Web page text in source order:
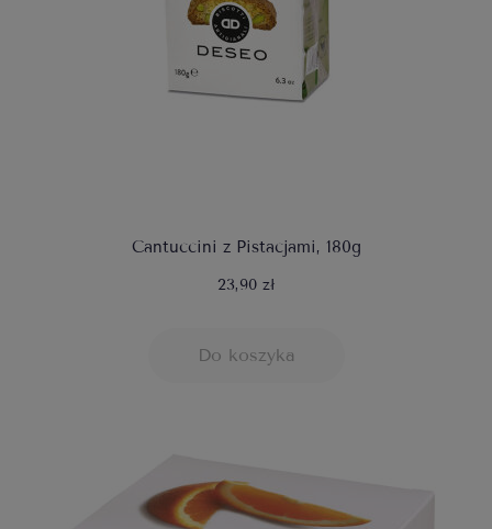
Cantuccini z Pistacjami, 180g
23,90 zł
Do koszyka